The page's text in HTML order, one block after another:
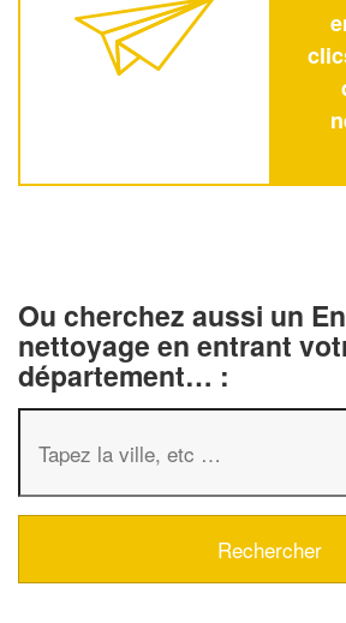
Ou cherchez aussi un
nettoyage en entrant
département… :